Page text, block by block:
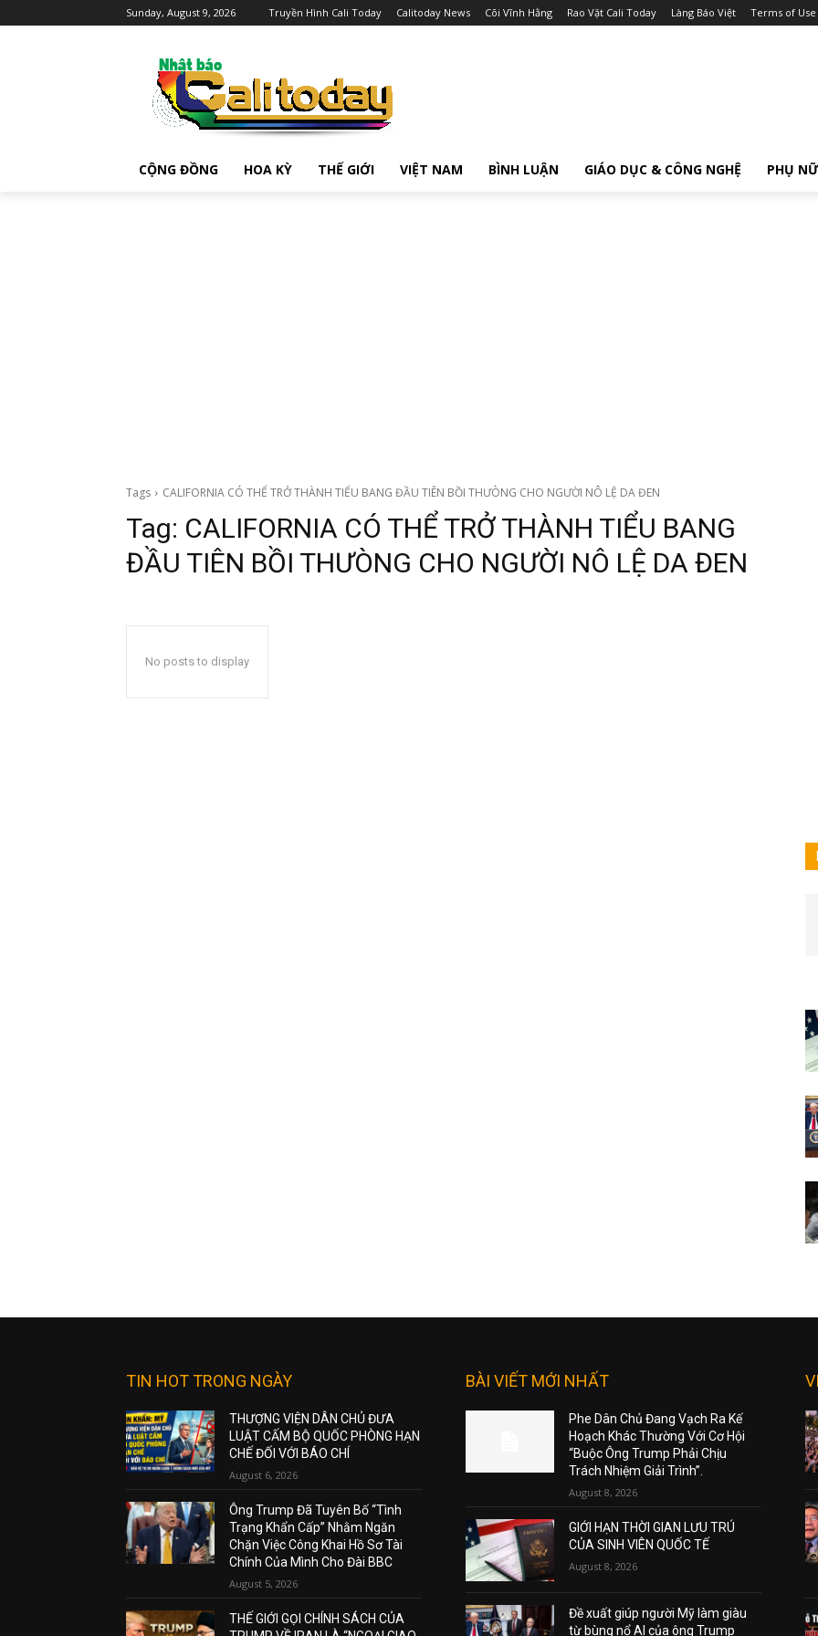
Sunday, August 9, 2026 Truyền Hình Cali Today Calitoday News Cõi Vĩnh Hằng Rao Vặt Cali Today Làng Báo Việt Terms of Use
CỘNG ĐỒNG HOA KỲ THẾ GIỚI VIỆT NAM BÌNH LUẬN GIÁO DỤC & CÔNG NGHỆ PHỤ NỮ
Tags CALIFORNIA CÓ THỂ TRỞ THÀNH TIỂU BANG ĐẦU TIÊN BỒI THƯÒNG CHO NGƯỜI NÔ LỆ DA ĐEN
Tag: CALIFORNIA CÓ THỂ TRỞ THÀNH TIỂU BANG
ĐẦU TIÊN BỒI THƯÒNG CHO NGƯỜI NÔ LỆ DA ĐEN
No posts to display
TIN HOT TRONG NGÀY
THƯỢNG VIỆN DÂN CHỦ ĐƯA
LUẬT CẤM BỘ QUỐC PHÒNG HẠN
CHẾ ĐỐI VỚI BÁO CHÍ
August 6, 2026
Ông Trump Đã Tuyên Bố “Tình
Trạng Khẩn Cấp” Nhằm Ngăn
Chặn Việc Công Khai Hồ Sơ Tài
Chính Của Mình Cho Đài BBC
August 5, 2026
THẾ GIỚI GỌI CHÍNH SÁCH CỦA
BÀI VIẾT MỚI NHẤT
Phe Dân Chủ Đang Vạch Ra Kế
Hoạch Khác Thường Với Cơ Hội
“Buộc Ông Trump Phải Chịu
Trách Nhiệm Giải Trình”.
August 8, 2026
GIỚI HẠN THỜI GIAN LƯU TRÚ
CỦA SINH VIÊN QUỐC TẾ
August 8, 2026
Đề xuất giúp người Mỹ làm giàu
từ bùng nổ AI của ông Trump